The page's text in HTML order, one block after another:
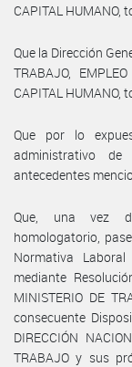
CAPITAL HUMANO,
Que la Dirección
TRABAJO,
CAPITAL HUMANO,
Que por lo
administrativo
antecedentes
Que, una vez
homologatorio,
Normativa
mediante
MINISTERIO DE
consecuente
DIRECCIÓN
TRABAJO y sus